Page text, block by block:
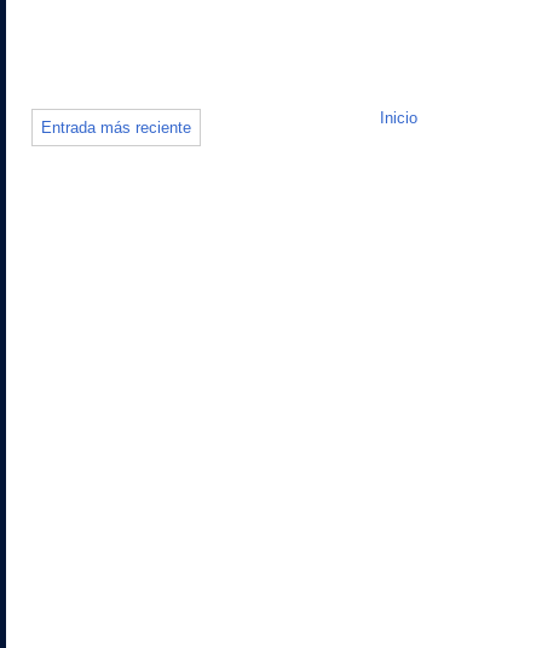
Entrada más reciente
Inicio